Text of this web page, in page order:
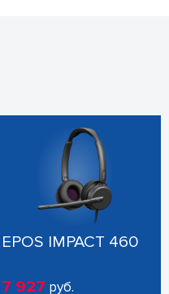
EPOS IMPACT 460
7 927 руб.